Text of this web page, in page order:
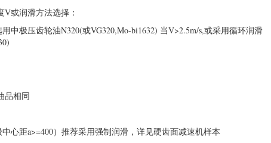
或润滑方法选择：
中极压齿轮油N320(或VG320,Mo-bi1632) 当V>2.5m/s,或采用循环润滑
品相同
心距a>=400）推荐采用强制润滑，详见硬齿面减速机样本